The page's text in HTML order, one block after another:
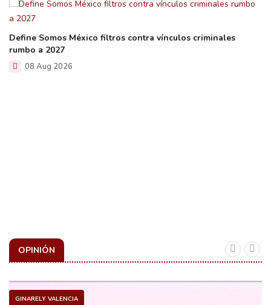
Define Somos México filtros contra vínculos criminales
rumbo a 2027
08 Aug 2026
OPINIÓN
GINARELY VALENCIA